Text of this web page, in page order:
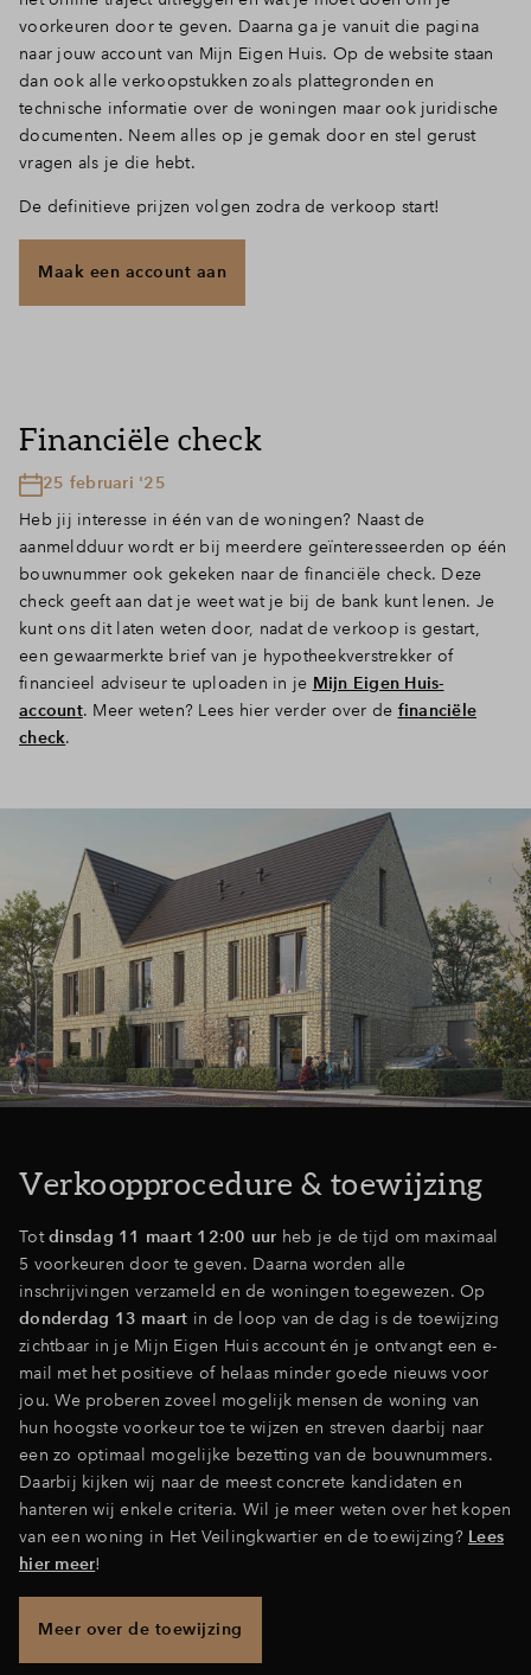
voorkeuren door te geven. Daarna ga je vanuit die pagina
naar jouw account van Mijn Eigen Huis. Op de website staan
dan ook alle verkoopstukken zoals plattegronden en
technische informatie over de woningen maar ook juridische
documenten. Neem alles op je gemak door en stel gerust
vragen als je die hebt.
De definitieve prijzen volgen zodra de verkoop start!
Maak een account aan
Financiële check
25 februari '25
Heb jij interesse in één van de woningen? Naast de
aanmeldduur wordt er bij meerdere geïnteresseerden op één
bouwnummer ook gekeken naar de financiële check. Deze
check geeft aan dat je weet wat je bij de bank kunt lenen. Je
kunt ons dit laten weten door, nadat de verkoop is gestart,
een gewaarmerkte brief van je hypotheekverstrekker of
financieel adviseur te uploaden in je Mijn Eigen Huis-
account. Meer weten? Lees hier verder over de financiële
check.
Verkoopprocedure & toewijzing
Totdinsdag 11 maart 12:00 uur heb je de tijd om maximaal
5 voorkeuren door te geven. Daarna worden alle
inschrijvingen verzameld en de woningen toegewezen. Op
donderdag 13 maart in de loop van de dag is de toewijzing
zichtbaar in je Mijn Eigen Huis account én je ontvangt een e-
mail met het positieve of helaas minder goede nieuws voor
jou. We proberen zoveel mogelijk mensen de woning van
hun hoogste voorkeur toe te wijzen en streven daarbij naar
een zo optimaal mogelijke bezetting van de bouwnummers.
Daarbij kijken wij naar de meest concrete kandidaten en
hanteren wij enkele criteria. Wil je meer weten over het kopen
van een woning in Het Veilingkwartier en de toewijzing? Lees
hier meer!
Meer over de toewijzing